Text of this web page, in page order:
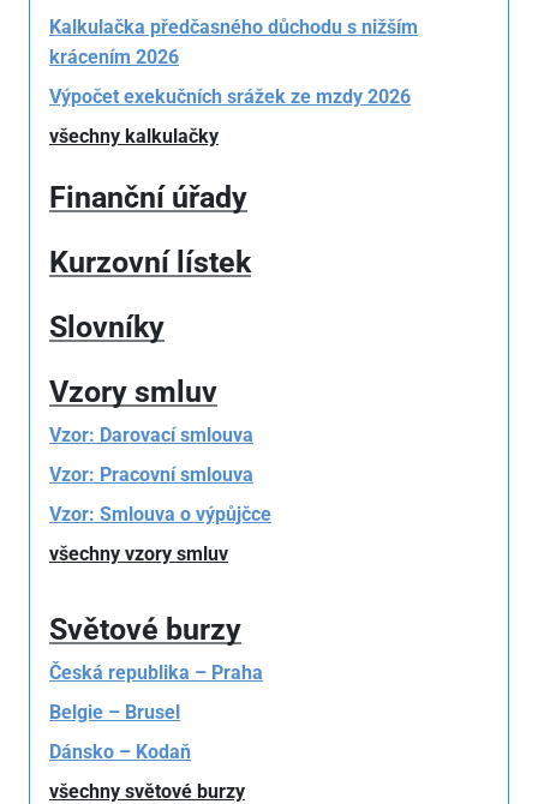
Kalkulačka předčasného důchodu s nižším
krácením 2026
Výpočet exekučních srážek ze mzdy 2026
všechny kalkulačky
Finanční úřady
Kurzovní lístek
Slovníky
Vzory smluv
Vzor: Darovací smlouva
Vzor: Pracovní smlouva
Vzor: Smlouva o výpůjčce
všechny vzory smluv
Světové burzy
Česká republika – Praha
Belgie – Brusel
Dánsko – Kodaň
všechny světové burzy